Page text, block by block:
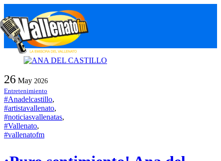
to
content
26 May 2026
Entretenimiento
#Anadelcastillo,
#artistavallenato,
#noticiasvallenatas,
#Vallenato,
#vallenatofm